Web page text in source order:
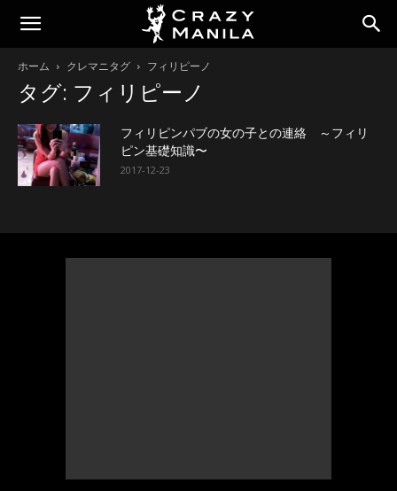
ホーム クレマニタグ フィリピーノ
タグ: フィリピーノ
フィリピンパブの女の子との連絡 ～フィリ
ピン基礎知識〜
2017-12-23